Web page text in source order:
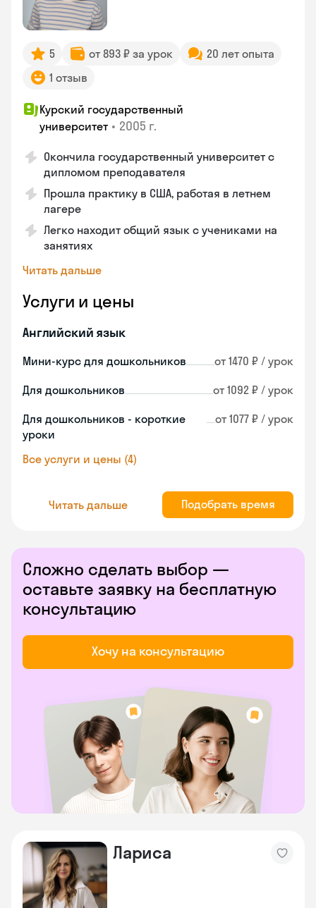
5 от 893 ₽ за урок
20 лет опыта
1 отзыв
Курский государственный
университет • 2005 г.
Окончила государственный университет с
дипломом преподавателя
Прошла практику в США, работая в летнем
лагере
Легко находит общий язык с учениками на
занятиях
Читать дальше
Услуги и цены
Английский язык
Мини-курс для дошкольников от 1470 ₽ / урок
Для дошкольников от 1092 ₽ / урок
Для дошкольников - короткие
уроки
от 1077 ₽ / урок
Все услуги и цены (4)
Читать дальше Подобрать время
Сложно сделать выбор —
оставьте заявку на бесплатную
консультацию
Хочу на консультацию
Лариса